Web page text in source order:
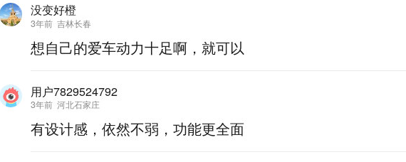
没变好橙
3年前 吉林长春
想自己的爱车动力十足啊，就可以
用户7829524792
3年前 河北石家庄
有设计感，依然不弱，功能更全面